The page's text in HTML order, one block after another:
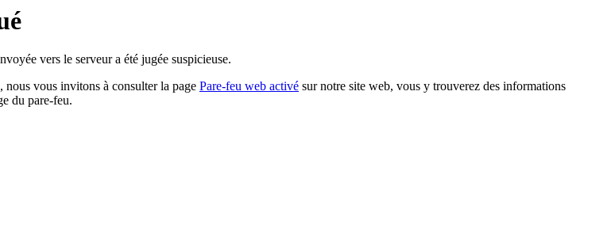
vers le serveur a été jugée suspicieuse.
nous vous invitons à consulter la page Pare-feu web activé sur notre site web, vous y trouverez des informations
du pare-feu.